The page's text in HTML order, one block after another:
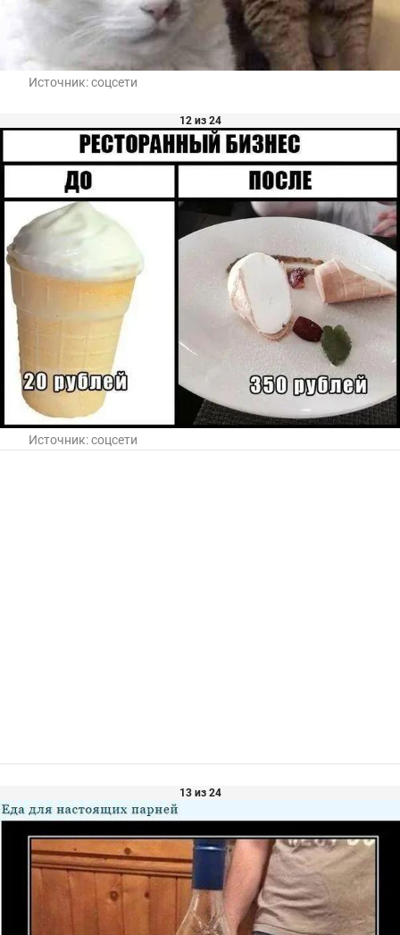
Источник:соцсети
12 из 24
Источник:соцсети
13 из 24